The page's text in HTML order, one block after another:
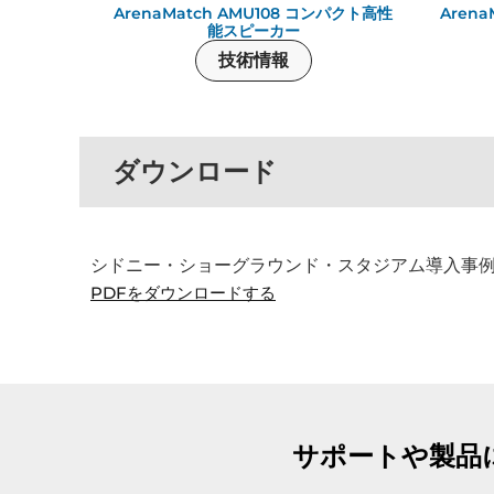
ArenaMatch AMU108 コンパクト高性
能スピーカー
技術情報
ダウンロード
シドニー・ショーグラウンド・スタジアム導入事
PDFをダウンロードする
サポートや製品